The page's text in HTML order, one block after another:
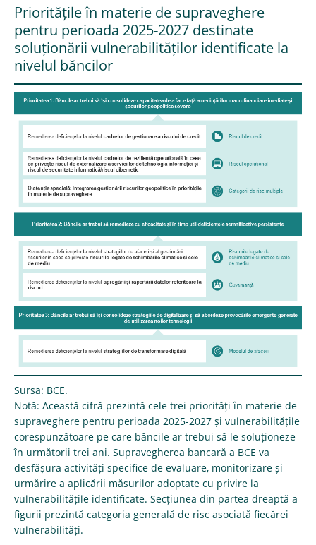
Prioritățile în materie de supraveghere
pentru perioada 2025-2027 destinate
soluționării vulnerabilităților identificate la
nivelul băncilor
Sursa: BCE.
Notă: Această cifră prezintă cele trei priorități în materie de
supraveghere pentru perioada 2025-2027 și vulnerabilitățile
corespunzătoare pe care băncile ar trebui să le soluționeze
în următorii trei ani. Supravegherea bancară a BCE va
desfășura activități specifice de evaluare, monitorizare și
urmărire a aplicării măsurilor adoptate cu privire la
vulnerabilitățile identificate. Secțiunea din partea dreaptă a
figurii prezintă categoria generală de risc asociată fiecărei
vulnerabilități.